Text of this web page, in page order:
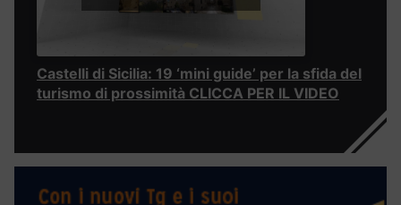
Castelli di Sicilia: 19 ‘mini guide’ per la sfida del
turismo di prossimità CLICCA PER IL VIDEO